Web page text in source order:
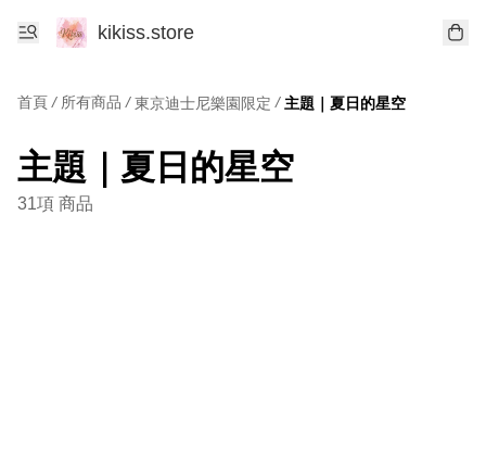
kikiss.store
首頁 / 所有商品 / 東京迪士尼樂園限定 / 主題｜夏日的星空
主題｜夏日的星空
31項 商品